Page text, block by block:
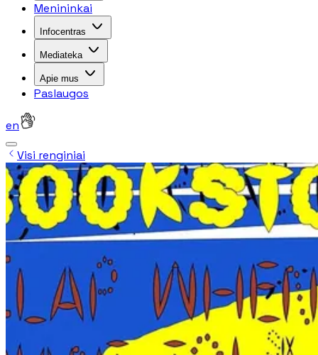
Menininkai
Infocentras
Mediateka
Apie mus
Paslaugos
en
Visi renginiai